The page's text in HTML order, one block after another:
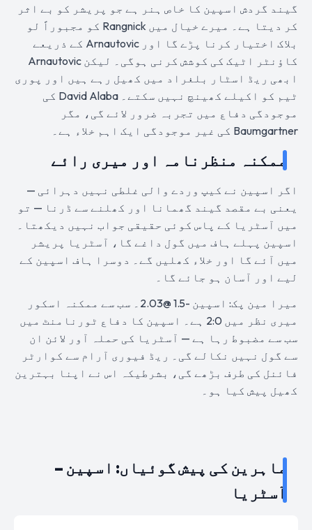
گیند گردش اسپین کا خاص ہنر ہے جو پریشر کو بے اثر
کر دیتا ہے۔ میرے خیال میں Rangnick کو مجبوراً لو
بلاک اختیار کرنا پڑے گا اور Arnautovic کے ذریعے
کاؤنٹر اٹیک کی کوشش کرنی ہوگی۔ لیکن Arnautovic
ابھی ریڈ اسٹار بلغراد میں کھیل رہے ہیں اور پوری
ٹیم کو اکیلے کھینچ نہیں سکتے۔ David Alaba کی
موجودگی دفاع میں تجربہ ضرور لائے گی، مگر
Baumgartner کی غیر موجودگی ایک اہم خلاء ہے۔
ممکنہ منظرنامہ اور میری رائے
اگر اسپین نے کیپ وردے والی غلطی نہیں دہرائی —
یعنی بے مقصد گیند گھمانا اور کھلنے سے ڈرنا — تو
میں آسٹریا کے پاس کوئی حقیقی جواب نہیں دیکھتا۔
اسپین پہلے ہاف میں گول داغے گا، آسٹریا پریشر
میں آئے گا اور خلاء کھلیں گے۔ دوسرا ہاف اسپین کے
لیے اور آسان ہو جائے گا۔
میرا مین پک: اسپین -1.5 @2.03۔ سب سے ممکنہ اسکور
میری نظر میں 2:0 ہے۔ اسپین کا دفاع ٹورنامنٹ میں
سب سے مضبوط رہا ہے — آسٹریا کی حملہ آور لائن ان
سے گول نہیں نکالے گی۔ ریڈ فیوری آرام سے کوارٹر
فائنل کی طرف بڑھے گی، بشرطیکہ اس نے اپنا بہترین
کھیل پیش کیا ہو۔
ماہرین کی پیش گوئیاں: اسپین –
آسٹریا